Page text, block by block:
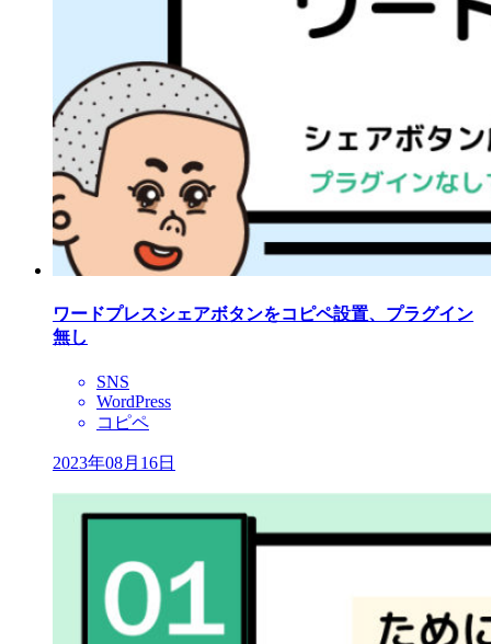
ワードプレスシェアボタンをコピペ設置、プラグイン
無し
SNS
WordPress
コピペ
2023年08月16日